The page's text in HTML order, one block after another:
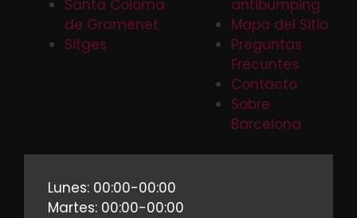
Santa Coloma
de Gramenet
Sitges
antibumping
Mapa del Sitio
Preguntas
Frecuntes
Contacto
Sobre
Barcelona
Lunes: 00:00-00:00
Martes: 00:00-00:00